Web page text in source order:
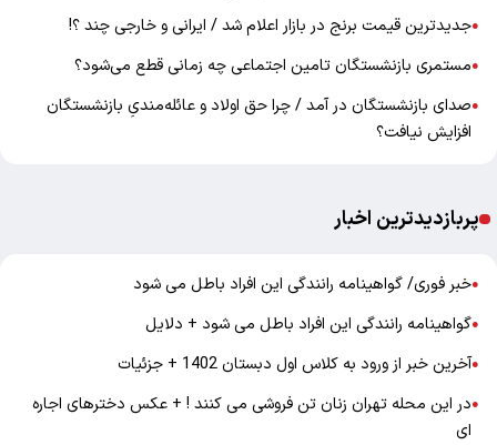
●جدیدترین قیمت برنج در بازار اعلام شد / ایرانی و خارجی چند ؟!
●مستمری بازنشستگان تامین اجتماعی چه زمانی قطع می‌شود؟
●صدای بازنشستگان در آمد / چرا حق اولاد و عائله‌مندیِ بازنشستگان
افزایش نیافت؟
پربازدیدترین اخبار
●خبر فوری/ گواهینامه رانندگی این افراد باطل می شود
●گواهینامه رانندگی این افراد باطل می شود + دلایل
●آخرین خبر از ورود به کلاس اول دبستان 1402 + جزئیات
●در این محله تهران زنان تن فروشی می کنند ! + عکس دخترهای اجاره
ای